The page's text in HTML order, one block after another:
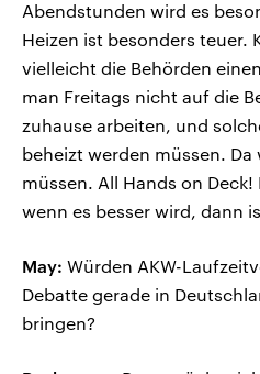
Abendstunden wird es
Heizen ist besonders teuer.
vielleicht die Behörden
man Freitags nicht auf die
zuhause arbeiten, und
beheizt werden müssen.
müssen. All Hands on
wenn es besser wird, dann
May: Würden AKW-
Debatte gerade in
bringen?